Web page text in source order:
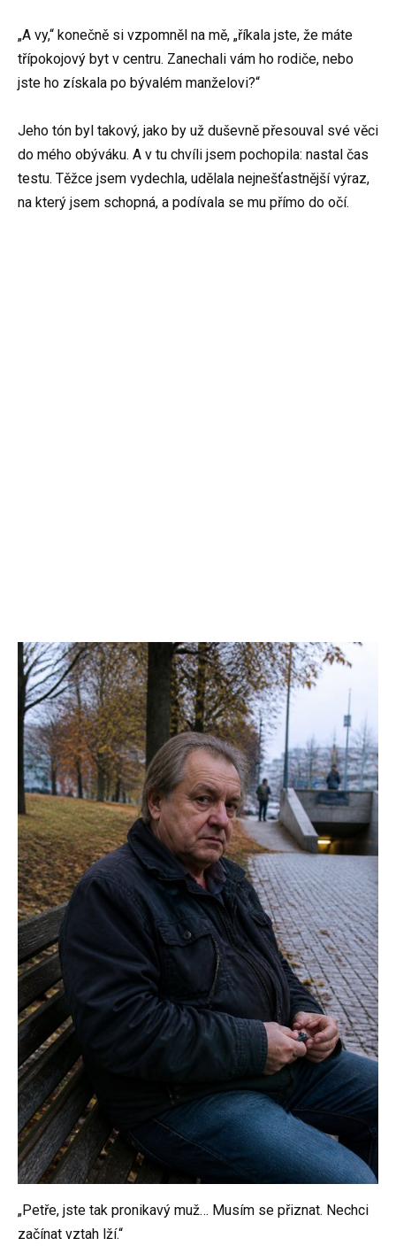
„A vy,“ konečně si vzpomněl na mě, „říkala jste, že máte
třípokojový byt v centru. Zanechali vám ho rodiče, nebo
jste ho získala po bývalém manželovi?“
Jeho tón byl takový, jako by už duševně přesouval své věci
do mého obýváku. A v tu chvíli jsem pochopila: nastal čas
testu. Těžce jsem vydechla, udělala nejnešťastnější výraz,
na který jsem schopná, a podívala se mu přímo do očí.
„Petře, jste tak pronikavý muž… Musím se přiznat. Nechci
začínat vztah lží.“